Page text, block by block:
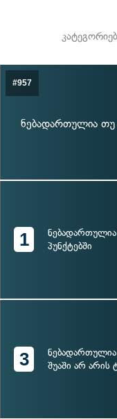
#957
ნებადართულია თუ
1
პუნქტებში
3
შუაში არ არის